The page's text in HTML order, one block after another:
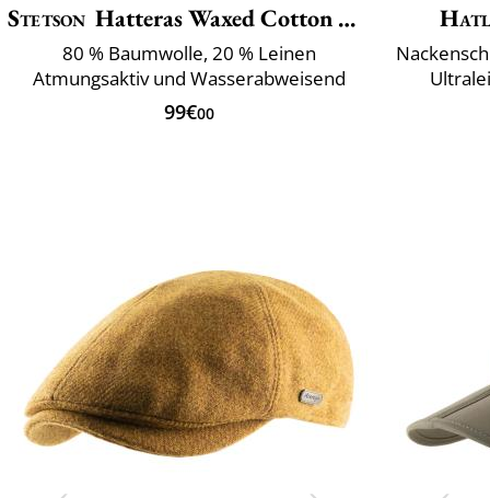
Stetson Hatteras Waxed Cotton Linen
80 % Baumwolle, 20 % Leinen
Atmungsaktiv und Wasserabweisend
99€00